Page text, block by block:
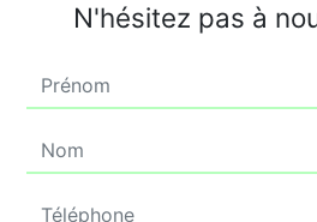
N'hésitez pas à